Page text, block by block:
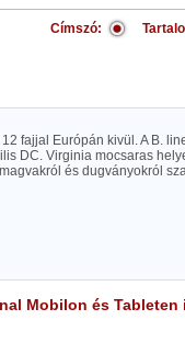
Címszó:
fajjal Európán kivül. A B.
DC. Virginia mocsaras
és dugványokról
Mobilon és Tableten